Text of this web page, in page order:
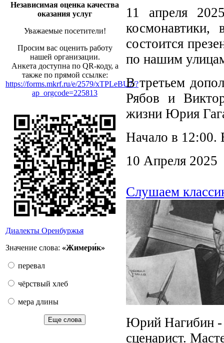
Независимая оценка качества
оказания услуг
Уважаемые посетители!
Просим вас оценить работу
нашей организации.
Анкета доступна по QR-коду, а
также по прямой ссылке:
https://forms.mkrf.ru/e/2579/xTPLeBU7/?
ap_orgcode=225813
Диалекты Оренбуржья
Значение слова: «Жимери́к»
перевал
чёрствый хлеб
мера длины
Еще слова
11 апреля
состоится
по нашим
В третьем
Рябов и
жизни Юрия
Начало в 12:00.
10 Апреля 2025
Слушаем
Юрий Нагибин -
сценарист.